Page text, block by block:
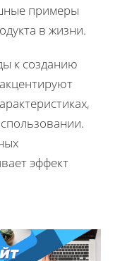
примеры
в жизни.
к созданию
эффект